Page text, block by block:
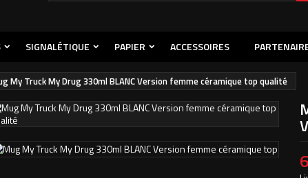
SIGNALÉTIQUE PAPIER ACCESSOIRES
My Truck My Drug 330ml BLANC Version femme céramique top qualité
((cancelText))